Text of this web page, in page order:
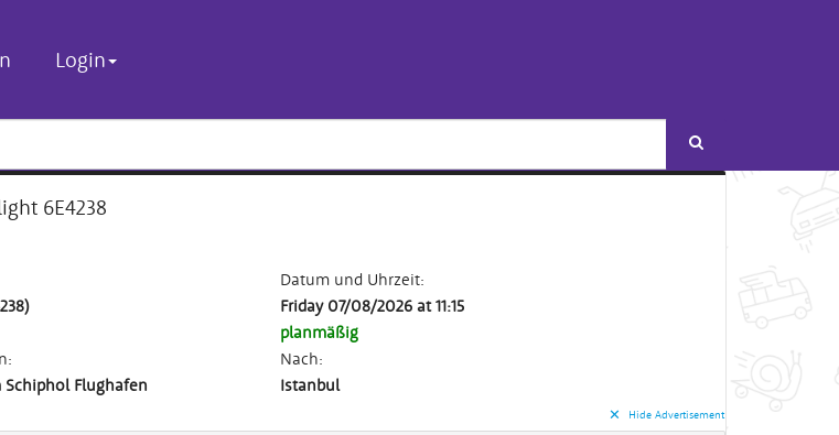
Login
Search
6E4238
Datum und Uhrzeit:
Friday 07/08/2026 at 11:15
planmäßig
Schiphol Flughafen
Nach:
Istanbul
✕︎ Hide Advertisement